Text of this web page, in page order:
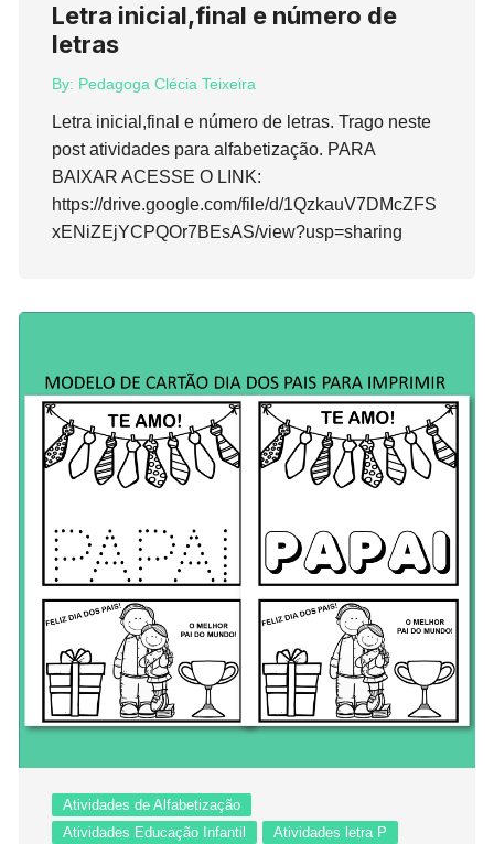
Letra inicial,final e número de
letras
By: Pedagoga Clécia Teixeira
Letra inicial,final e número de letras. Trago neste
post atividades para alfabetização. PARA
BAIXAR ACESSE O LINK:
https://drive.google.com/file/d/1QzkauV7DMcZFS
xENiZEjYCPQOr7BEsAS/view?usp=sharing
Atividades de Alfabetização
Atividades Educação Infantil
Atividades letra P